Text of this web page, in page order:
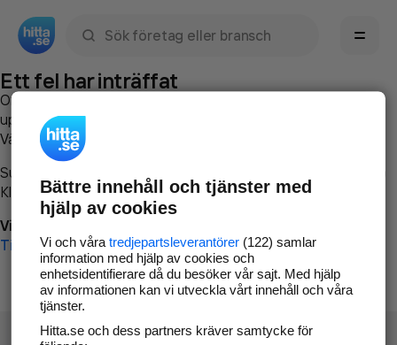
Ett fel har inträffat
Om du vill kan du
uppstod så att vi lättare och snabbare kan avhjälpa det.
Vänligen försök med följande:
Surfa till
Klicka påTillbaka-knappen i webbläsaren och försök igen
Vi beklagar besväret!
Till startsidan
Bättre innehåll och tjänster med
hjälp av cookies
Vi och våra tredjepartsleverantörer(122) samlar
information med hjälp av cookies och
enhetsidentifierare då du besöker vår sajt. Med hjälp
av informationen kan vi utveckla vårt innehåll och våra
tjänster.
Hitta.se och dess partners kräver samtycke för